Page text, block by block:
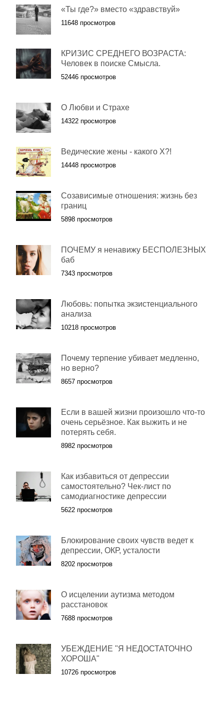
«Ты где?» вместо «здравствуй»
11648 просмотров
КРИЗИС СРЕДНЕГО ВОЗРАСТА:
Человек в поиске Смысла.
52446 просмотров
О Любви и Страхе
14322 просмотров
Ведические жены - какого Х?!
14448 просмотров
Созависимые отношения: жизнь без
границ
5898 просмотров
ПОЧЕМУ я ненавижу БЕСПОЛЕЗНЫХ
баб
7343 просмотров
Любовь: попытка экзистенциального
анализа
10218 просмотров
Почему терпение убивает медленно,
но верно?
8657 просмотров
Если в вашей жизни произошло что-то
очень серьёзное. Как выжить и не
потерять себя.
8982 просмотров
Как избавиться от депрессии
самостоятельно? Чек-лист по
самодиагностике депрессии
5622 просмотров
Блокирование своих чувств ведет к
депрессии, ОКР, усталости
8202 просмотров
О исцелении аутизма методом
расстановок
7688 просмотров
УБЕЖДЕНИЕ "Я НЕДОСТАТОЧНО
ХОРОША"
10726 просмотров